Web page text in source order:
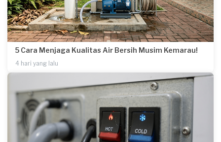
5 Cara Menjaga Kualitas Air Bersih Musim Kemarau!
4 hari yang lalu